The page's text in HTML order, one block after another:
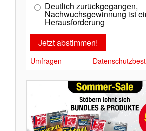
Deutlich zurückgegangen,
Nachwuchsgewinnung ist
Herausforderung
Umfragen